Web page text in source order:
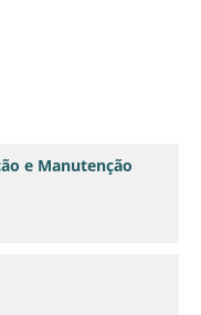
e Manutenção